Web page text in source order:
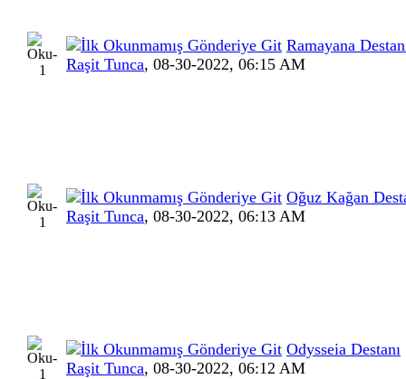
Ramayana
Raşit Tunca, 08-30-2022, 06:15 AM
Oğuz Kağan
Raşit Tunca, 08-30-2022, 06:13 AM
Odysseia Destanı
Raşit Tunca, 08-30-2022, 06:12 AM